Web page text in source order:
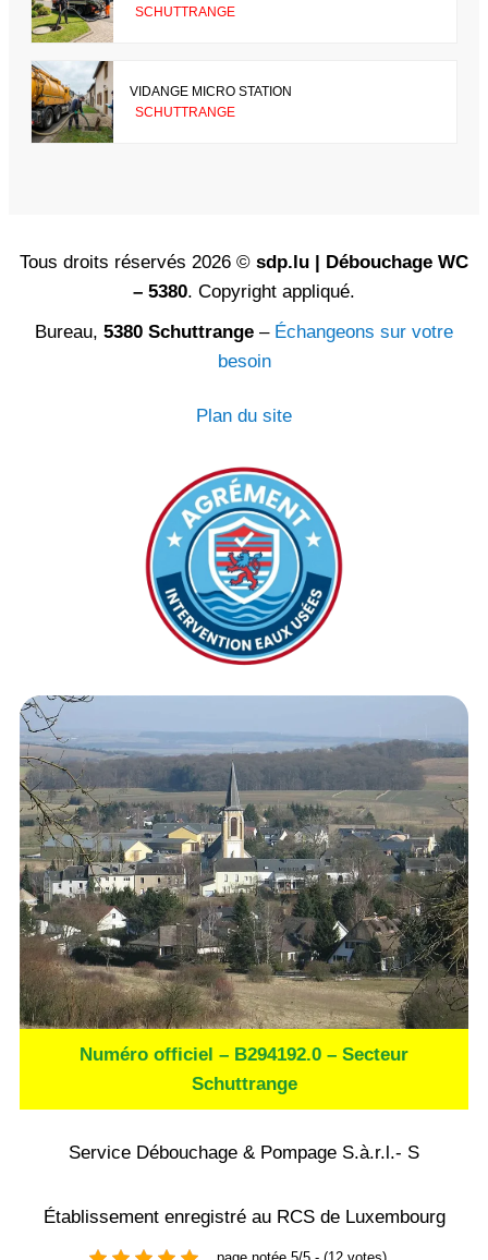
SCHUTTRANGE
VIDANGE MICRO STATION
SCHUTTRANGE
Tous droits réservés 2026 © sdp.lu | Débouchage WC
– 5380. Copyright appliqué.
Bureau, 5380 Schuttrange – Échangeons sur votre
besoin
Plan du site
Numéro officiel – B294192.0 – Secteur
Schuttrange
Service Débouchage & Pompage S.à.r.l.- S
Établissement enregistré au RCS de Luxembourg